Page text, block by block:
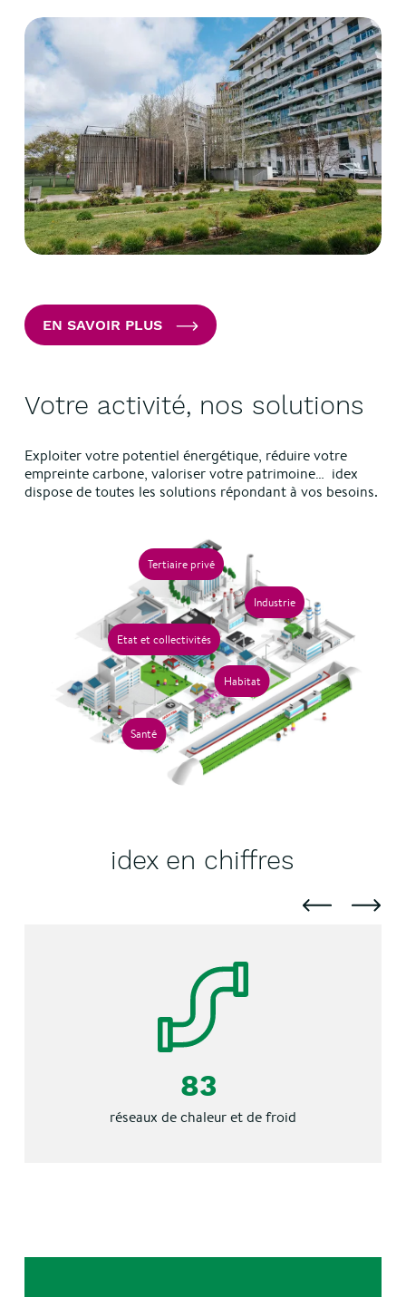
EN SAVOIR PLUS
Votre activité, nos solutions
Exploiter votre potentiel énergétique, réduire votre
empreinte carbone, valoriser votre patrimoine… idex
dispose de toutes les solutions répondant à vos besoins.
Tertiaire privé
Industrie
Etat et collectivités
Habitat
Santé
idex en chiffres
83
réseaux de chaleur et de froid